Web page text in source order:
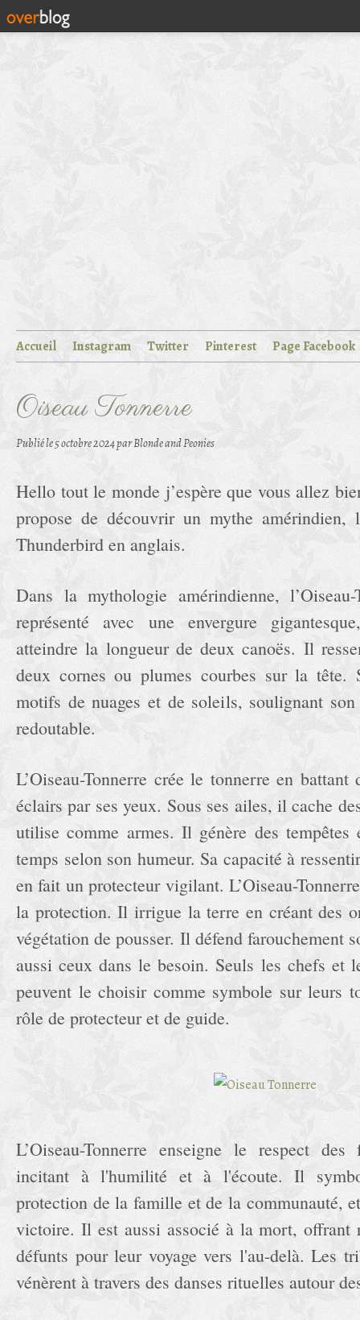
Accueil Instagram Twitter Pinterest Page Facebook
Oiseau Tonnerre
Publié le5 octobre 2024par Blonde and Peonies
Hello tout le monde j’espère que vous allez
propose de découvrir un mythe amérindien,
Thunderbird en anglais.
Dans la mythologie amérindienne,
représenté avec une envergure
atteindre la longueur de deux canoës. Il
deux cornes ou plumes courbes sur la tête.
motifs de nuages et de soleils, soulignant
redoutable.
L’Oiseau-Tonnerre crée le tonnerre en
éclairs par ses yeux. Sous ses ailes, il cache
utilise comme armes. Il génère des
temps selon son humeur. Sa capacité à
en fait un protecteur vigilant. L’Oiseau-
la protection. Il irrigue la terre en créant des
végétation de pousser. Il défend farouchement
aussi ceux dans le besoin. Seuls les chefs et
peuvent le choisir comme symbole sur leurs
rôle de protecteur et de guide.
L’Oiseau-Tonnerre enseigne le respect
incitant à l'humilité et à l'écoute. Il
protection de la famille et de la communauté,
victoire. Il est aussi associé à la mort, offrant
défunts pour leur voyage vers l'au-delà. Les
vénèrent à travers des danses rituelles autour